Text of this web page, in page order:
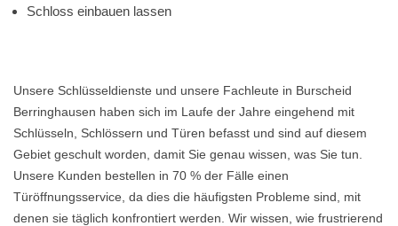
Schloss einbauen lassen
Unsere Schlüsseldienste und unsere Fachleute in Burscheid
Berringhausen haben sich im Laufe der Jahre eingehend mit
Schlüsseln, Schlössern und Türen befasst und sind auf diesem
Gebiet geschult worden, damit Sie genau wissen, was Sie tun.
Unsere Kunden bestellen in 70 % der Fälle einen
Türöffnungsservice, da dies die häufigsten Probleme sind, mit
denen sie täglich konfrontiert werden. Wir wissen, wie frustrierend